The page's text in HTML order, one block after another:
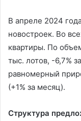
В апреле 2024
новостроек. Во
квартиры. По
тыс. лотов, -6,7%
равномерный
(+1% за месяц).
Структура